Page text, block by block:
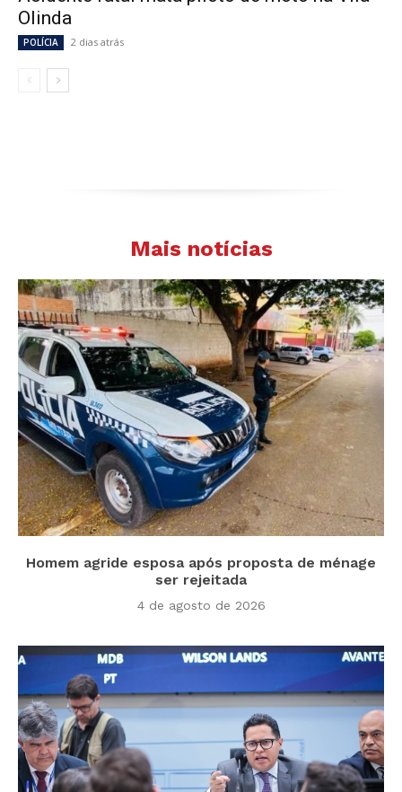
Olinda
POLÍCIA 2 dias atrás
Mais notícias
Homem agride esposa após proposta de ménage
ser rejeitada
4 de agosto de 2026